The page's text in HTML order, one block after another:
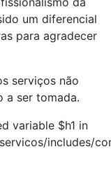
um diferencial
para agradecer
serviços não
a ser tomada.